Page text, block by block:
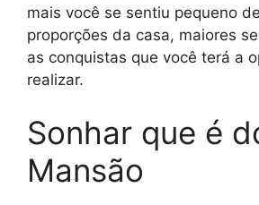
mais você se sentiu pequeno
proporções da casa, maiores
as conquistas que você terá a
realizar.
Sonhar que é
Mansão